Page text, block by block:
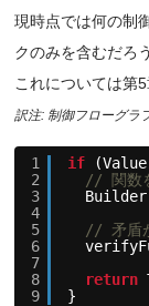
現時点では何の制
クのみを含むだろう
これについては第5
訳注: 制御フローグラ
1
2
3
4
5
6
7
8
9
if
// 関数
// 矛盾
return
}